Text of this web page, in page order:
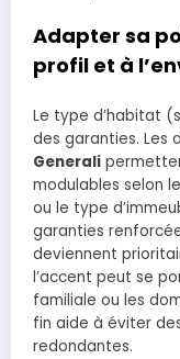
Adapter sa
profil et à
Le type d’habitat
des garanties. Les
Generali
modulables selon
ou le type
garanties
deviennent
l’accent peut se
familiale ou les
fin aide à éviter
redondantes.